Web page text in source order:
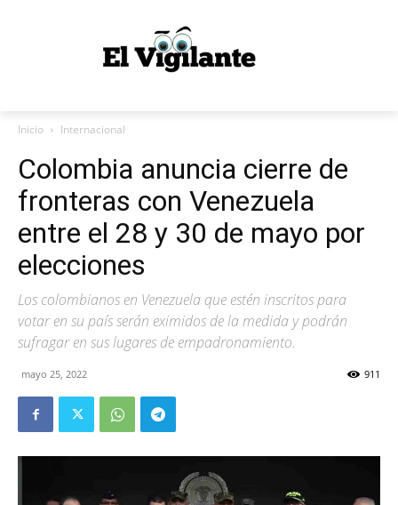
Inicio Internacional
Colombia anuncia cierre de
fronteras con Venezuela
entre el 28 y 30 de mayo por
elecciones
Los colombianos en Venezuela que estén inscritos para
votar en su país serán eximidos de la medida y podrán
sufragar en sus lugares de empadronamiento.
mayo 25, 2022 911